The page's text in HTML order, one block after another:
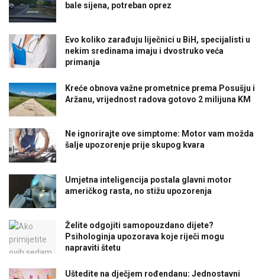
bale sijena, potreban oprez
Evo koliko zarađuju liječnici u BiH, specijalisti u
nekim sredinama imaju i dvostruko veća
primanja
Kreće obnova važne prometnice prema Posušju i
Aržanu, vrijednost radova gotovo 2 milijuna KM
Ne ignorirajte ove simptome: Motor vam možda
šalje upozorenje prije skupog kvara
Umjetna inteligencija postala glavni motor
američkog rasta, no stižu upozorenja
Želite odgojiti samopouzdano dijete?
Psihologinja upozorava koje riječi mogu
napraviti štetu
Uštedite na dječjem rođendanu: Jednostavni